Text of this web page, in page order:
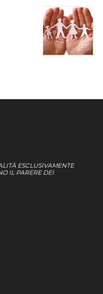
ESCLUSIVAMENTE
IL PARERE DEI